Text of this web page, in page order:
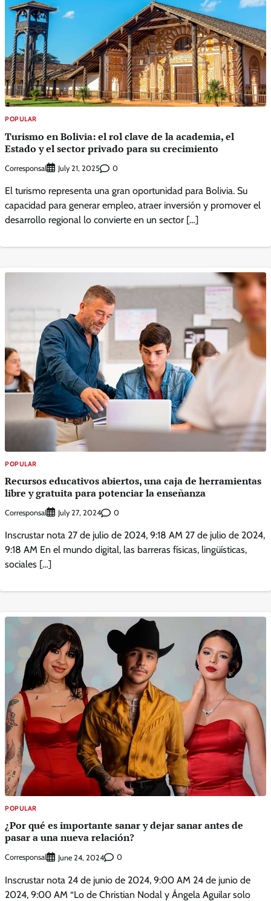
POPULAR
Turismo en Bolivia: el rol clave de la academia, el
Estado y el sector privado para su crecimiento
Corresponsal July 21, 2025 0
El turismo representa una gran oportunidad para Bolivia. Su
capacidad para generar empleo, atraer inversión y promover el
desarrollo regional lo convierte en un sector […]
POPULAR
Recursos educativos abiertos, una caja de herramientas
libre y gratuita para potenciar la enseñanza
Corresponsal July 27, 2024 0
Inscrustar nota 27 de julio de 2024, 9:18 AM 27 de julio de 2024,
9:18 AM En el mundo digital, las barreras físicas, lingüísticas,
sociales […]
POPULAR
¿Por qué es importante sanar y dejar sanar antes de
pasar a una nueva relación?
Corresponsal June 24, 2024 0
Inscrustar nota 24 de junio de 2024, 9:00 AM 24 de junio de
2024, 9:00 AM “Lo de Christian Nodal y Ángela Aguilar solo